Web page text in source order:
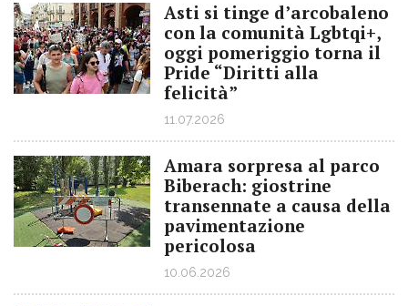
Asti si tinge d’arcobaleno
con la comunità Lgbtqi+,
oggi pomeriggio torna il
Pride “Diritti alla
felicità”
11.07.2026
Amara sorpresa al parco
Biberach: giostrine
transennate a causa della
pavimentazione
pericolosa
10.06.2026